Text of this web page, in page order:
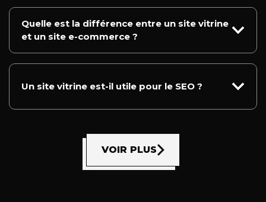
Quelle est la différence entre un site vitrine
et un site e-commerce ?
Un site vitrine est-il utile pour le SEO ?
VOIR PLUS